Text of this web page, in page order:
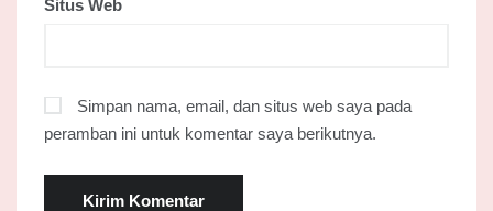
Situs Web
Simpan nama, email, dan situs web saya pada
peramban ini untuk komentar saya berikutnya.